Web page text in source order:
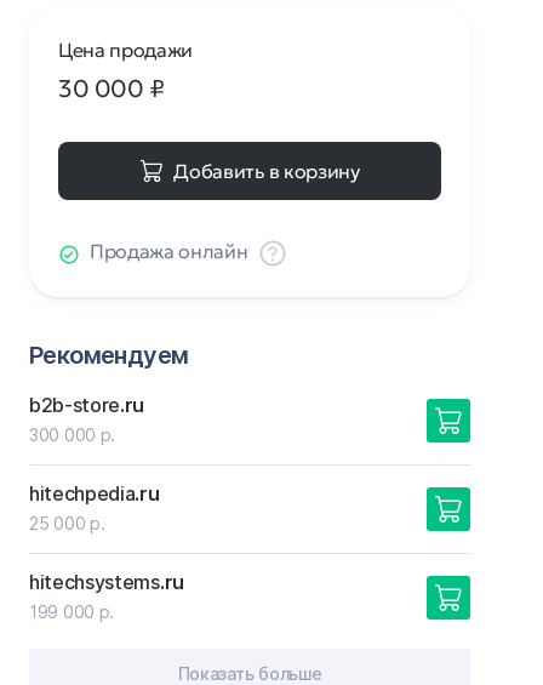
Цена продажи
30 000 ₽
Добавить в корзину
Продажа онлайн
Рекомендуем
b2b-store.ru
300 000 р.
hitechpedia.ru
25 000 р.
hitechsystems.ru
199 000 р.
Показать больше